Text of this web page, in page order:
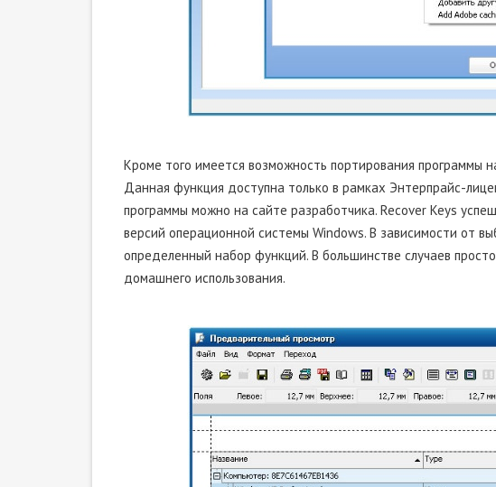
Кроме того имеется возможность портирования программы
Данная функция доступна только в рамках Энтерпрайс-
программы можно на сайте разработчика. Recover Keys
версий операционной системы Windows. В зависимости от
определенный набор функций. В большинстве случаев
домашнего использования.